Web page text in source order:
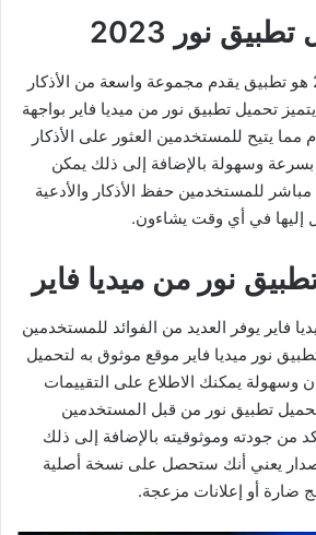
نور 2023
تحميل تطبيق نور 2023 هو تطبيق يقدم مجموعة واسعة من الأذكار
يتميز تحميل تطبيق نور من ميديا فاير بواجهة
يتيح للمستخدمين العثور على الأذكار
بسرعة وسهولة بالإضافة إلى ذلك يمكن
للمستخدمين حفظ الأذكار والأدعية
إليها في أي وقت يشاءون.
نور من ميديا فاير
فاير يوفر العديد من الفوائد للمستخدمين
نور ميديا فاير موقع موثوق به لتحميل
وسهولة يمكنك الاطلاع على التقييمات
تطبيق نور من قبل المستخدمين
من جودته وموثوقيته بالإضافة إلى ذلك
يعني أنك ستحصل على نسخة أصلية
ضارة أو إعلانات مزعجة.